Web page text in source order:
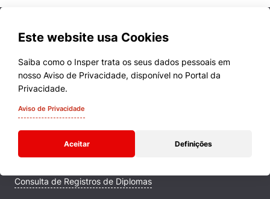
Este website usa Cookies
Saiba como o Insper trata os seus dados pessoais em
nosso Aviso de Privacidade, disponível no Portal da
Privacidade.
Aviso de Privacidade
Aceitar Definições
Cursos
Quem Somos
Comunidade Transforme
Campus
Consulta de Registros de Diplomas